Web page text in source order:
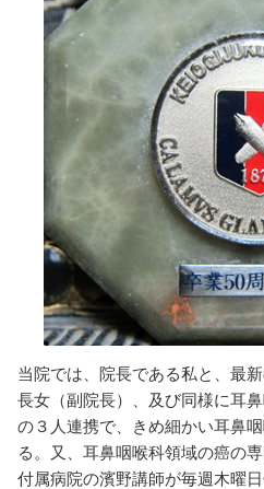
当院では、院長である私と、最
長女（副院長）、及び同様に耳
の３人連携で、きめ細かい耳鼻
る。又、耳鼻咽喉科領域の癌の
付属病院の濱野講師が毎週木曜